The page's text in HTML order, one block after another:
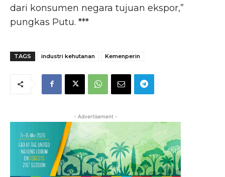
dari konsumen negara tujuan ekspor,”
pungkas Putu. ***
TAGS industri kehutanan Kemenperin
- Advertisement -